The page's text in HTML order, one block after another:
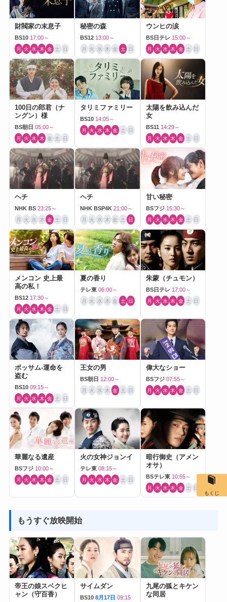
財閥家の末息子
BS10 17:00～
月 火 水 木 金 土 日
秘密の森
BS12 13:00～
月 火 水 木 金 土 日
ウンヒの涙
BS日テレ 15:00～
月 火 水 木 金 土 日
100日の郎君（ナ
ングン）様
BS朝日 05:00～
月 火 水 木 金 土 日
タリミファミリー
BS10 14:05～
月 火 水 木 金 土 日
太陽を飲み込んだ
女
BS11 14:29～
月 火 水 木 金 土 日
ヘチ
NHK BS 23:25～
月 火 水 木 金 土 日
ヘチ
NHK BSP4K 21:00～
月 火 水 木 金 土 日
甘い秘密
BSフジ 15:30～
月 火 水 木 金 土 日
メンコン 史上最
高の私！
BS12 17:30～
月 火 水 木 金 土 日
夏の香り
テレ東 06:00～
月 火 水 木 金 土 日
朱蒙（チュモン）
BS日テレ 17:00～
月 火 水 木 金 土 日
ポッサム-運命を
盗む
BS10 09:15～
月 火 水 木 金 土 日
王女の男
BS朝日 12:00～
月 火 水 木 金 土 日
偉大なショー
BSフジ 07:55～
月 火 水 木 金 土 日
華麗なる遺産
BSフジ 10:00～
月 火 水 木 金 土 日
火の女神ジョンイ
テレ東 08:15～
月 火 水 木 金 土 日
暗行御史（アメン
オサ）
BSテレ東 10:55～
月 火 水 木 金 土 日
もうすぐ放映開始
帝王の娘スベクヒ
ャン（守百香）
サイムダン
BS10 8月17日 09:15
九尾の狐とキケン
な同居
もくじ